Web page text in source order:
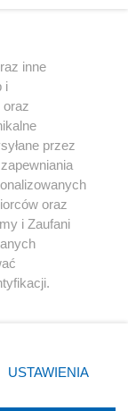
Youtube
inne
i
oraz
przez
oraz
i Zaufani
prywatności
zgody
USTAWIENIA